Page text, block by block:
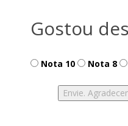
Gostou
Nota 10 Nota 8